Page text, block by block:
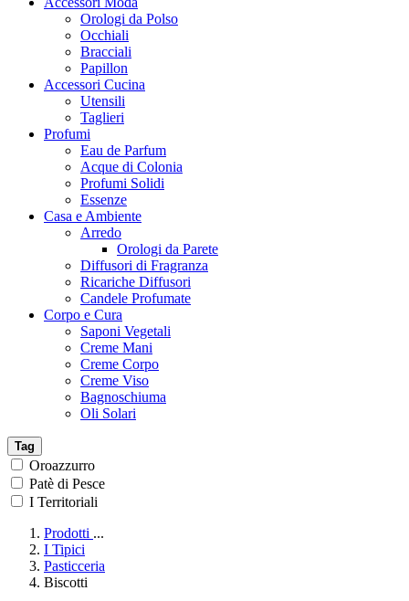
Orologi da Polso
Occhiali
Bracciali
Papillon
Accessori Cucina
Utensili
Taglieri
Profumi
Eau de Parfum
Acque di Colonia
Profumi Solidi
Essenze
Casa e Ambiente
Arredo
Orologi da Parete
Diffusori di Fragranza
Ricariche Diffusori
Candele Profumate
Corpo e Cura
Saponi Vegetali
Creme Mani
Creme Corpo
Creme Viso
Bagnoschiuma
Oli Solari
Tag
Oroazzurro
Patè di Pesce
I Territoriali
Prodotti ...
I Tipici
Pasticceria
Biscotti